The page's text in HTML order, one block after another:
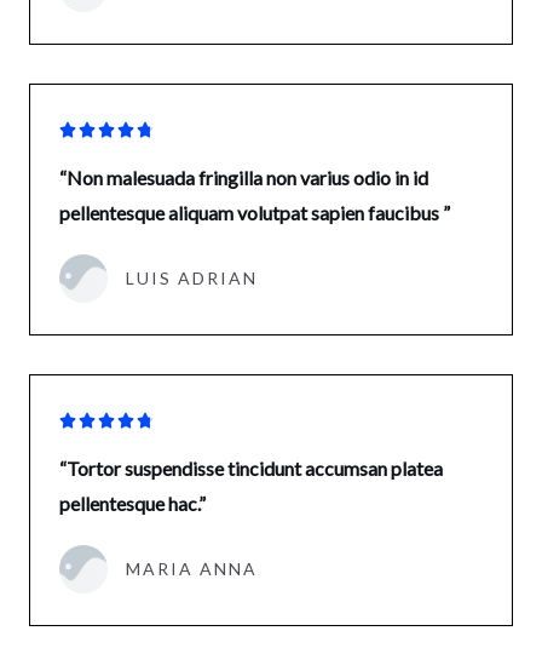

“Non malesuada fringilla non varius odio in id
pellentesque aliquam volutpat sapien faucibus ”
LUIS ADRIAN

“Tortor suspendisse tincidunt accumsan platea
pellentesque hac.”
MARIA ANNA